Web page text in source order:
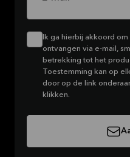
Ik ga hierbij akkoord
ontvangen via e-mail,
betrekking tot het
Toestemming kan op
door op de link
klikken.